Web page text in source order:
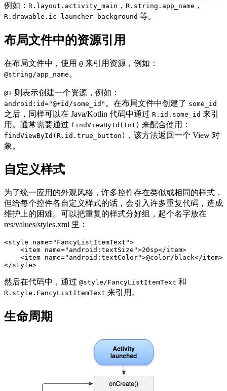
例如： R.layout.activity_main ， R.string.app_name ，
R.drawable.ic_launcher_background 等。
布局文件中的资源引用
在布局文件中，使用 @ 来引用资源，例如：
@string/app_name 。
@+ 则表示创建一个资源，例如：
android:id="@+id/some_id" 。在布局文件中创建了 some_id
之后，同样可以在 Java/Kotlin 代码中通过 R.id.some_id 来引
用。通常需要通过 findViewById(Int) 来配合使用：
findViewById(R.id.true_button)
，该方法返回一个 View 对
象。
自定义样式
为了统一应用的外观风格，许多控件存在类似或相同的样式，
但给每个控件各自定义样式的话，会引入许多重复代码，造成
维护上的困难。可以把重复的样式分好组，起个名字放在
res/values/styles.xml 里：
<style name="FancyListItemText">
<item name="android:textSize">20sp</item>
<item name="android:textColor">@color/black</item>
</style>
然后在代码中，通过 @style/FancyListItemText 和
R.style.FancyListItemText 来引用。
生命周期